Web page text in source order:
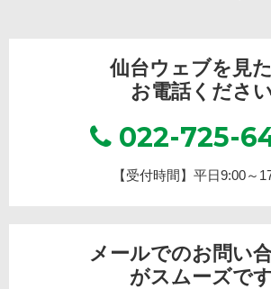
仙台ウェブを見
お電話くださ
022-725-
【受付時間】平日9:00～
メールでのお問い
がスムーズで